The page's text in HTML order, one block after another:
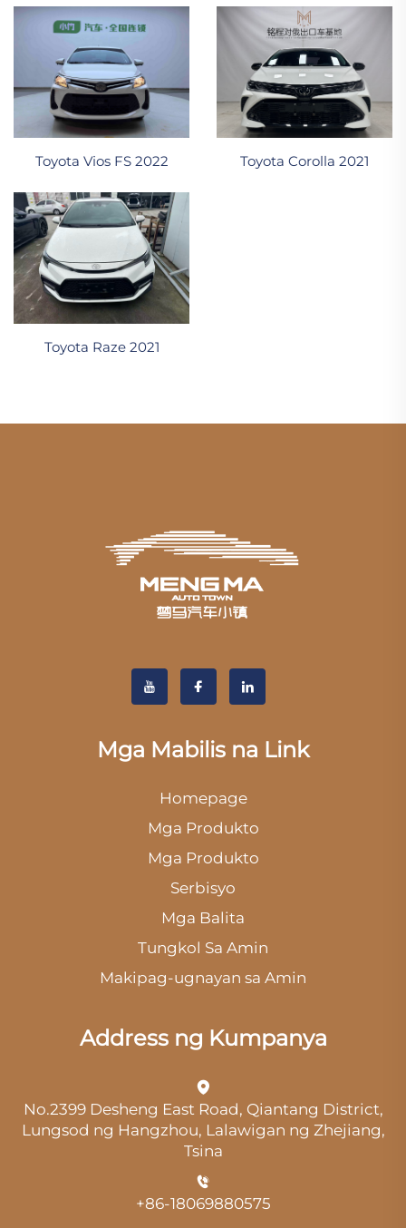
Toyota Vios FS 2022 Toyota Corolla 2021
Toyota Raze 2021
Mga Mabilis na Link
Homepage
Mga Produkto
Mga Produkto
Serbisyo
Mga Balita
Tungkol Sa Amin
Makipag-ugnayan sa Amin
Address ng Kumpanya
No.2399 Desheng East Road, Qiantang District,
Lungsod ng Hangzhou, Lalawigan ng Zhejiang,
Tsina
+86-18069880575